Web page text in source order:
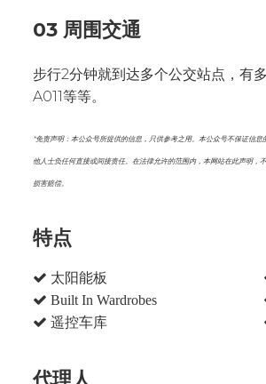
03 周围交通
步行2分钟就到达多个公交站点，有
A011等等。
*免责声明：本公众号所提供的信息，只供参考之用。本公众号不保证信
他人士负任何直接或间接责任。在法律允许的范围内，本网站在此声明
损害赔偿。
特点
太阳能板
Built In Wardrobes
遥控车库
代理人